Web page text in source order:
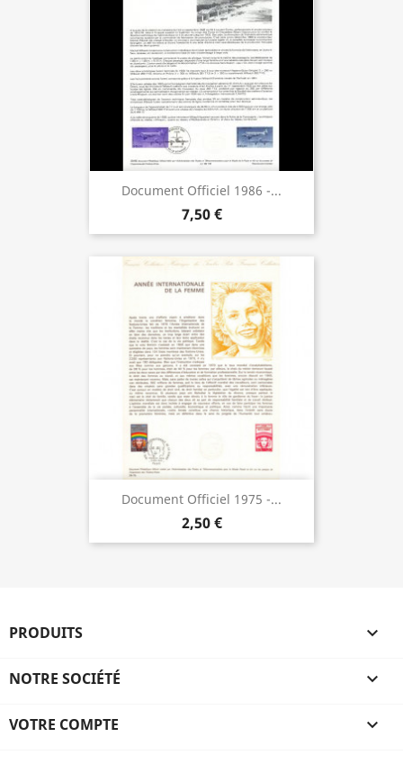
Document Officiel 1986 -...
7,50 €
Document Officiel 1975 -...
2,50 €
PRODUITS 
NOTRE SOCIÉTÉ 
VOTRE COMPTE 